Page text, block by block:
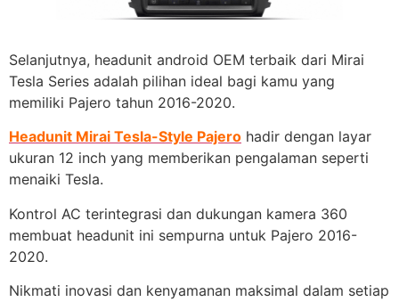
Selanjutnya, headunit android OEM terbaik dari Mirai
Tesla Series adalah pilihan ideal bagi kamu yang
memiliki Pajero tahun 2016-2020.
Headunit Mirai Tesla-Style Pajero hadir dengan layar
ukuran 12 inch yang memberikan pengalaman seperti
menaiki Tesla.
Kontrol AC terintegrasi dan dukungan kamera 360
membuat headunit ini sempurna untuk Pajero 2016-
2020.
Nikmati inovasi dan kenyamanan maksimal dalam setiap